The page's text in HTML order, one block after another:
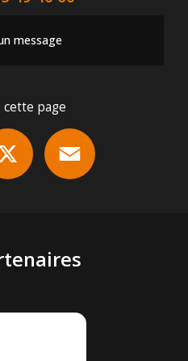
message
cette page